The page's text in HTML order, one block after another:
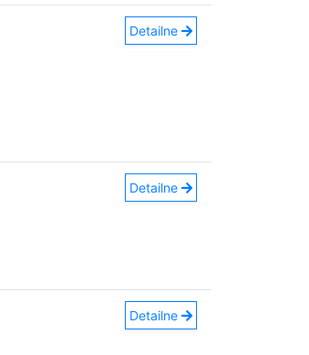
Detailne
Detailne
Detailne